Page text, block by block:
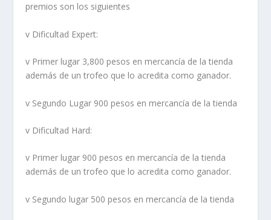
premios son los siguientes
v Dificultad Expert:
v Primer lugar 3,800 pesos en mercancía de la tienda
además de un trofeo que lo acredita como ganador.
v Segundo Lugar 900 pesos en mercancía de la tienda
v Dificultad Hard:
v Primer lugar 900 pesos en mercancía de la tienda
además de un trofeo que lo acredita como ganador.
v Segundo lugar 500 pesos en mercancía de la tienda